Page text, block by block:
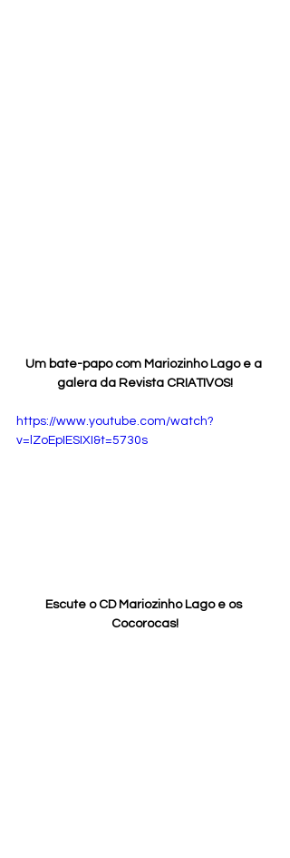
Um bate-papo com Mariozinho Lago e a
galera da Revista CRIATIVOS!
https://www.youtube.com/watch?
v=lZoEpIESIXI&t=5730s
Escute o CD Mariozinho Lago e os
Cocorocas!